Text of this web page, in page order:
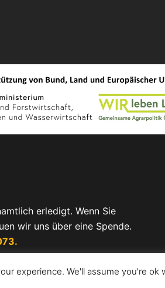
erledigt. Wenn Sie
wir uns über eine Spende.
präsentiert vonSydney
experience. We'll assume you're